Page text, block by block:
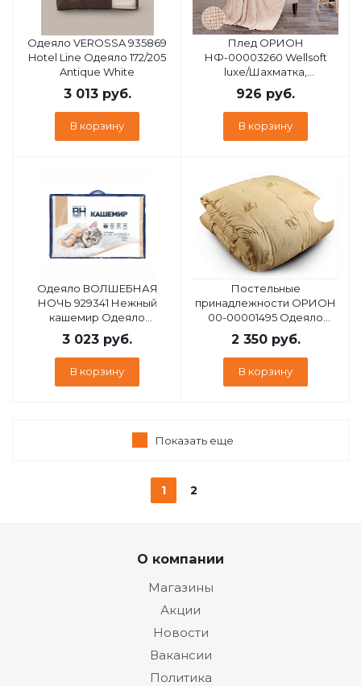
Одеяло VEROSSA 935869
Hotel Line Одеяло 172/205
Antique White
3 013руб.
В корзину
Плед ОРИОН
НФ-00003260 Wellsoft
luxe/Шахматка,
кремовый/1,5 сп
926 руб.
В корзину
Одеяло ВОЛШЕБНАЯ
НОЧЬ 929341 Нежный
кашемир Одеяло
Стеганое 200/220
Кашемировая коза
3 023 руб.
В корзину
Постельные
принадлежности ОРИОН
00-00001495 Одеяло
овечья шерсть 2 сп,
микрофибра
2 350руб.
В корзину
Показать еще
1 2
О компании
Магазины
Акции
Новости
Вакансии
Политика